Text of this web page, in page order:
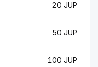
20 JUP
50 JUP
100 JUP